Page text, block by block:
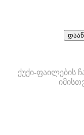
ქუქი-ფაილების